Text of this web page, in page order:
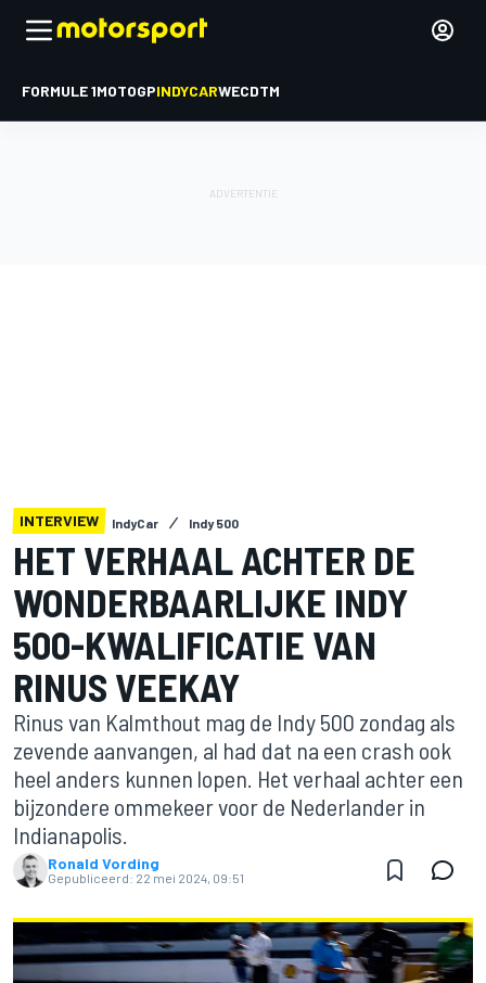
FORMULE 1MOTOGPINDYCARWECDTM
INTERVIEW IndyCar Indy 500
HET VERHAAL ACHTER DE
WONDERBAARLIJKE INDY
500-KWALIFICATIE VAN
RINUS VEEKAY
Rinus van Kalmthout mag de Indy 500 zondag als
zevende aanvangen, al had dat na een crash ook
heel anders kunnen lopen. Het verhaal achter een
bijzondere ommekeer voor de Nederlander in
Indianapolis.
Ronald Vording
Gepubliceerd: 22 mei 2024, 09:51